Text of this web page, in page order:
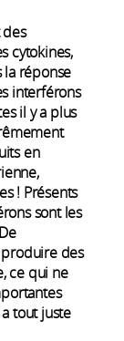
cytokines,
la réponse
interférons
il y a plus
en
! Présents
sont les
des
ce qui ne
tout juste